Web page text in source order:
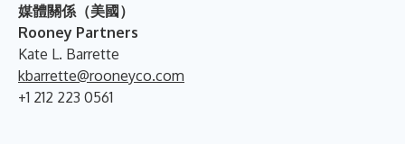
媒體關係（美國）
Rooney Partners
Kate L. Barrette
kbarrette@rooneyco.com
+1 212 223 0561